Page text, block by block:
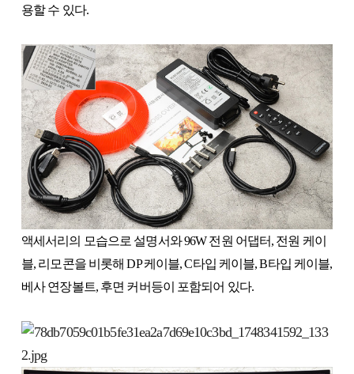
용할 수 있다.
액세서리의 모습으로 설명서와 96W 전원 어댑터, 전원 케이
블, 리모콘을 비롯해 DP 케이블, C타입 케이블, B타입 케이블,
베사 연장볼트, 후면 커버등이 포함되어 있다.